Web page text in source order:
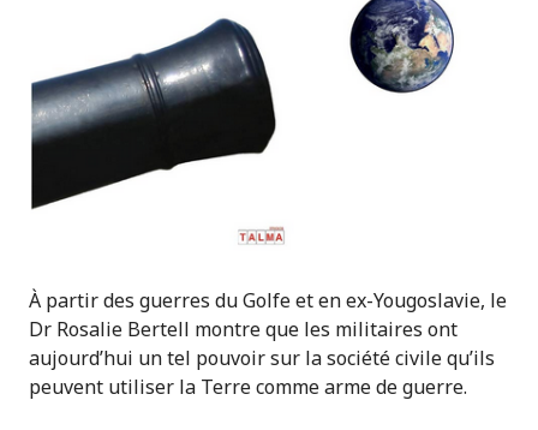
À partir des guerres du Golfe et en ex-Yougoslavie, le
Dr Rosalie Bertell montre que les militaires ont
aujourd’hui un tel pouvoir sur la société civile qu’ils
peuvent utiliser la Terre comme arme de guerre.